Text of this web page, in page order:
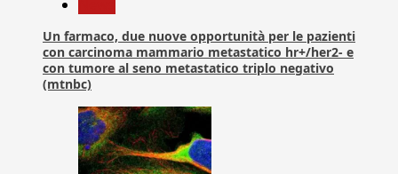
Un farmaco, due nuove opportunità per le pazienti
con carcinoma mammario metastatico hr+/her2- e
con tumore al seno metastatico triplo negativo
(mtnbc)